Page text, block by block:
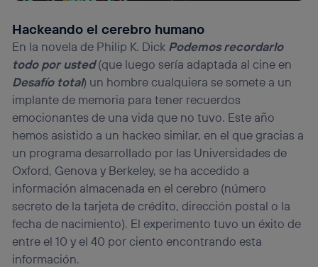
Hackeando el cerebro humano
En la novela de Philip K. Dick Podemos recordarlo
todo por usted(que luego sería adaptada al cine en
Desafío total) un hombre cualquiera se somete a un
implante de memoria para tener recuerdos
emocionantes de una vida que no tuvo. Este año
hemos asistido a un hackeo similar, en el que gracias a
un programa desarrollado por las Universidades de
Oxford, Genova y Berkeley, se ha accedido a
información almacenada en el cerebro (número
secreto de la tarjeta de crédito, dirección postal o la
fecha de nacimiento). El experimento tuvo un éxito de
entre el 10 y el 40 por ciento encontrando esta
información.
Este identificador se asigna a la conexión de internet, por
lo que cualquier persona que conecte su dispositivo y
consienta el uso de la tecnología recibirá el mismo
identificador. Típicamente:
Si utilizas unaconexión de banda ancha(p. ej., Wi-Fi),
el marketing o análisis se realizará en función de las
actividades de navegación de los miembros del hogar
que hayan dado su consentimiento.
Si utilizasdatos móviles, el marketing será más
personalizado, ya que se basará únicamente en la
navegación del usuario del móvil.
Puedes gestionar los consentimientos Utiq seleccionando
“Administrar Utiq” en la parte inferior de esta página web o
visitando el
portal de privacidad de Utiq
(“consenthub”). Para más información, consulta
la política de privacidad de Utiq.